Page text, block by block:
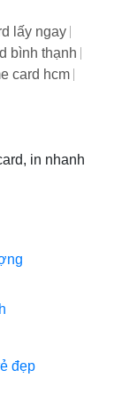
lấy ngay
bình thạnh
card hcm
in nhanh
đẹp